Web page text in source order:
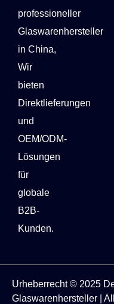
professioneller
Glaswarenhersteller
in China,
Wir
bieten
Direktlieferungen
und
OEM/ODM-
Lösungen
für
globale
B2B-
Kunden.
Urheberrecht © 2025
Glaswarenhersteller
|